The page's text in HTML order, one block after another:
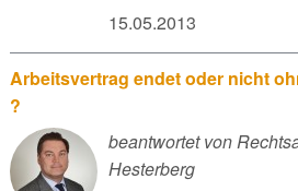
15.05.2013
Arbeitsvertrag endet oder nicht
?
beantwortet von
Hesterberg